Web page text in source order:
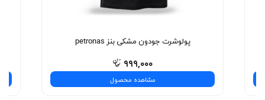
نیست—یه تجربه‌ی شیک و بی‌نظیره! همین حالا انتخاب
پولوشرت جودون مشکی بنز petronas
۹۹۹,۰۰۰
مشاهده محصول